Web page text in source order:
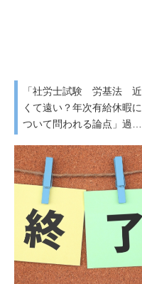
「社労士試験 労基法 近
くて遠い？年次有給休暇に
ついて問われる論点」過…